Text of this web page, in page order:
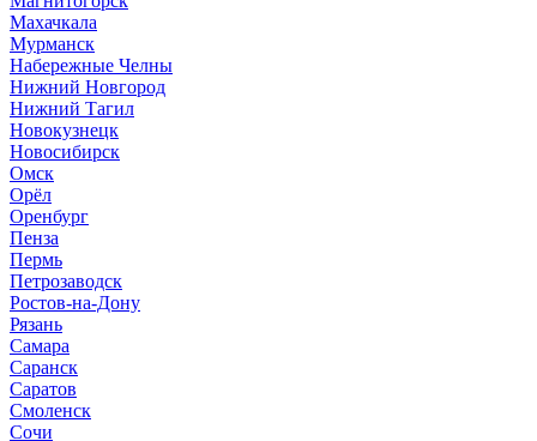
Махачкала
Мурманск
Набережные Челны
Нижний Новгород
Нижний Тагил
Новокузнецк
Новосибирск
Омск
Орёл
Оренбург
Пенза
Пермь
Петрозаводск
Ростов-на-Дону
Рязань
Самара
Саранск
Саратов
Смоленск
Сочи